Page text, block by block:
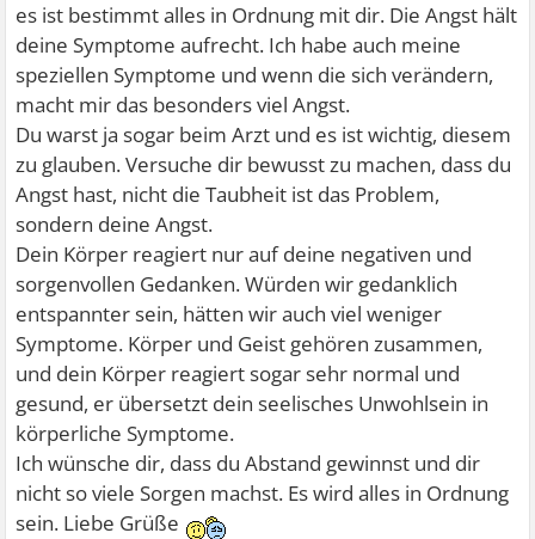
es ist bestimmt alles in Ordnung mit dir. Die Angst hält
deine Symptome aufrecht. Ich habe auch meine
speziellen Symptome und wenn die sich verändern,
macht mir das besonders viel Angst.
Du warst ja sogar beim Arzt und es ist wichtig, diesem
zu glauben. Versuche dir bewusst zu machen, dass du
Angst hast, nicht die Taubheit ist das Problem,
sondern deine Angst.
Dein Körper reagiert nur auf deine negativen und
sorgenvollen Gedanken. Würden wir gedanklich
entspannter sein, hätten wir auch viel weniger
Symptome. Körper und Geist gehören zusammen,
und dein Körper reagiert sogar sehr normal und
gesund, er übersetzt dein seelisches Unwohlsein in
körperliche Symptome.
Ich wünsche dir, dass du Abstand gewinnst und dir
nicht so viele Sorgen machst. Es wird alles in Ordnung
sein. Liebe Grüße